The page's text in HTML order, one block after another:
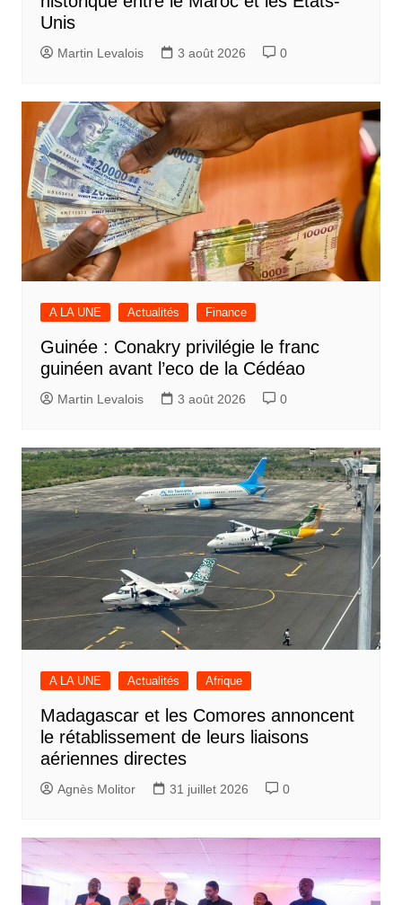
Unis
Martin Levalois 3 août 2026 0
A LA UNE Actualités Finance
Guinée : Conakry privilégie le franc
guinéen avant l’eco de la Cédéao
Martin Levalois 3 août 2026 0
A LA UNE Actualités Afrique
Madagascar et les Comores annoncent
le rétablissement de leurs liaisons
aériennes directes
Agnès Molitor 31 juillet 2026 0